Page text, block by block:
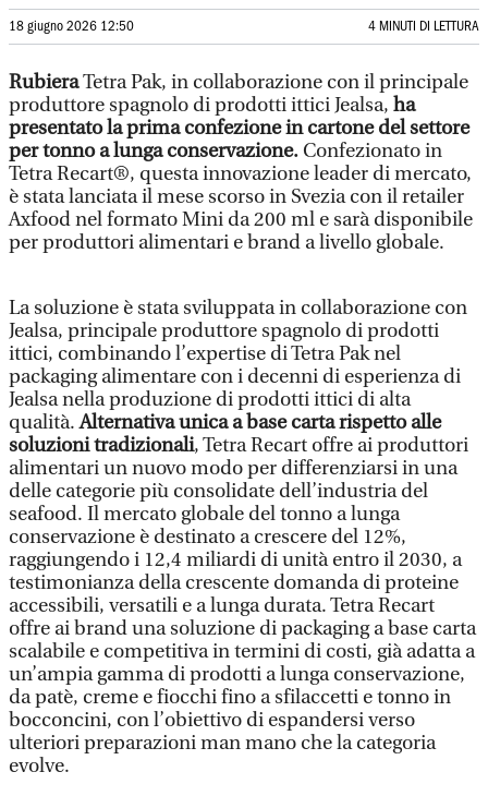
18 giugno 2026 12:50 4 MINUTI DI LETTURA
RubieraTetra Pak, in collaborazione con il principale
produttore spagnolo di prodotti ittici Jealsa, ha
presentato la prima confezione in cartone del settore
per tonno a lunga conservazione. Confezionato in
Tetra Recart®, questa innovazione leader di mercato,
è stata lanciata il mese scorso in Svezia con il retailer
Axfood nel formato Mini da 200 ml e sarà disponibile
per produttori alimentari e brand a livello globale.
La soluzione è stata sviluppata in collaborazione con
Jealsa, principale produttore spagnolo di prodotti
ittici, combinando l’expertise di Tetra Pak nel
packaging alimentare con i decenni di esperienza di
Jealsa nella produzione di prodotti ittici di alta
qualità.Alternativa unica a base carta rispetto alle
soluzioni tradizionali, Tetra Recart offre ai produttori
alimentari un nuovo modo per differenziarsi in una
delle categorie più consolidate dell’industria del
seafood. Il mercato globale del tonno a lunga
conservazione è destinato a crescere del 12%,
raggiungendo i 12,4 miliardi di unità entro il 2030, a
testimonianza della crescente domanda di proteine
accessibili, versatili e a lunga durata. Tetra Recart
offre ai brand una soluzione di packaging a base carta
scalabile e competitiva in termini di costi, già adatta a
un’ampia gamma di prodotti a lunga conservazione,
da patè, creme e fiocchi fino a sfilaccetti e tonno in
bocconcini, con l’obiettivo di espandersi verso
ulteriori preparazioni man mano che la categoria
evolve.